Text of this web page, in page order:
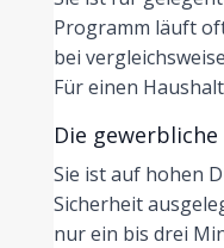
Programm läuft
bei
Für einen
Die
Sie ist auf hohen
Sicherheit
nur ein bis drei